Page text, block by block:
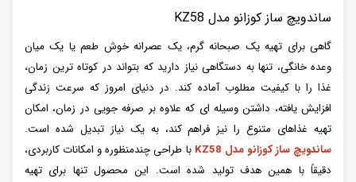
ساندویچ ساز کوزانو مدل KZ58
گاهی برای تهیه یک صبحانه گرم، یک عصرانه خوش طعم یا یک میان
وعده خانگی، تنها به دستگاهی نیاز دارید که بتواند در کوتاه ترین زمان،
غذا را با کیفیت مطلوب آماده کند. در دنیای امروز که سرعت زندگی
افزایش یافته، داشتن وسیله ای که علاوه بر صرفه جویی در زمان، امکان
تهیه غذاهای متنوع را نیز فراهم کند، به یک نیاز تبدیل شده است.
ساندویچ ساز کوزانو مدل KZ58
با طراحی چندمنظوره و امکانات کاربردی،
دقیقاً با همین هدف تولید شده است. این محصول تنها برای تهیه